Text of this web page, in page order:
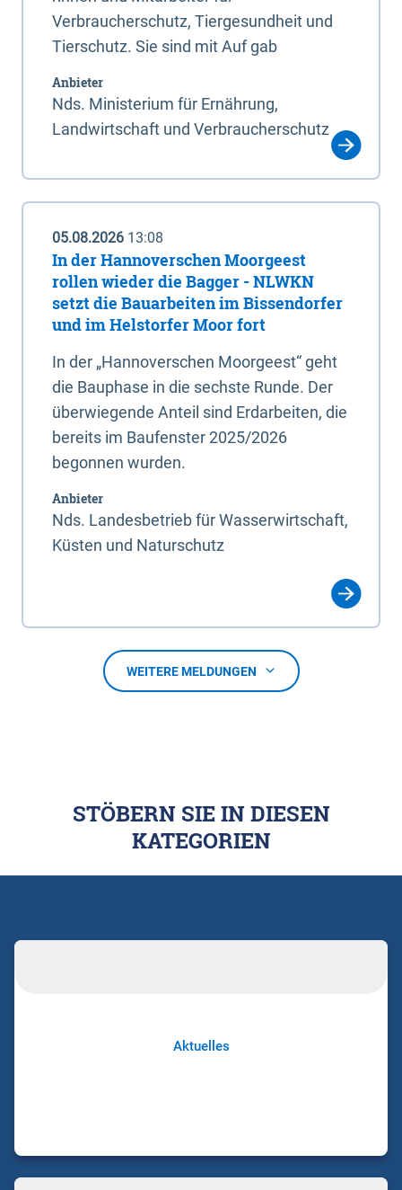
Verbraucherschutz, Tiergesundheit und
Tierschutz. Sie sind mit Auf gab
Anbieter
Nds. Ministerium für Ernährung,
Landwirtschaft und Verbraucherschutz
05.08.2026 13:08
In der Hannoverschen Moorgeest
rollen wieder die Bagger - NLWKN
setzt die Bauarbeiten im Bissendorfer
und im Helstorfer Moor fort
In der „Hannoverschen Moorgeest“ geht
die Bauphase in die sechste Runde. Der
überwiegende Anteil sind Erdarbeiten, die
bereits im Baufenster 2025/2026
begonnen wurden.
Anbieter
Nds. Landesbetrieb für Wasserwirtschaft,
Küsten und Naturschutz
WEITERE MELDUNGEN
STÖBERN SIE IN DIESEN
KATEGORIEN
Aktuelles